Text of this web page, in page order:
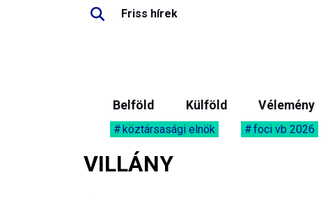
Friss hírek
Belföld Külföld Vélemény
köztársasági elnök foci vb 2026
VILLÁNY